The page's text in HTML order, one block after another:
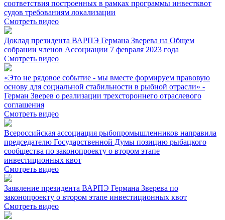
соответствия построенных в рамках программы инвестквот
судов требованиям локализации
Смотреть видео
Доклад президента ВАРПЭ Германа Зверева на Общем
собрании членов Ассоциации 7 февраля 2023 года
Смотреть видео
«Это не рядовое событие - мы вместе формируем правовую
основу для социальной стабильности в рыбной отрасли» -
Герман Зверев о реализации трехстороннего отраслевого
соглашения
Смотреть видео
Всероссийская ассоциация рыбопромышленников направила
председателю Государственной Думы позицию рыбацкого
сообщества по законопроекту о втором этапе
инвестиционных квот
Смотреть видео
Заявление президента ВАРПЭ Германа Зверева по
законопроекту о втором этапе инвестиционных квот
Смотреть видео